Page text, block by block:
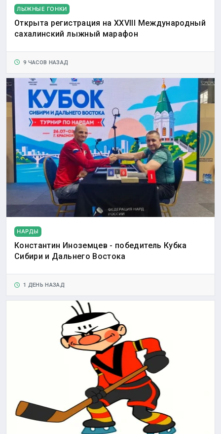
ЛЫЖНЫЕ ГОНКИ
Открыта регистрация на XXVIII Международный
сахалинский лыжный марафон
9 ЧАСОВ НАЗАД
НАРДЫ
Константин Иноземцев - победитель Кубка
Сибири и Дальнего Востока
1 ДЕНЬ НАЗАД